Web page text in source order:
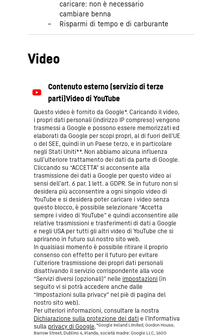
nel caso di materiali con densità
diverse
caricare: non è necessario
cambiare benna
Risparmi di tempo e di carburante
Video
Questo video è fornito da Google*. Caricando il video,
i propri dati personali (indirizzo IP compreso) vengono
trasmessi a Google e possono essere memorizzati ed
elaborati da Google per scopi propri, al di fuori dell’UE
o del SEE, quindi in un Paese terzo, e in particolare
negli Stati Uniti**. Non abbiamo alcuna influenza
sull’ulteriore trattamento dei dati da parte di Google.
Cliccando su “ACCETTA” si acconsente alla
trasmissione dei dati a Google per questo video ai
sensi dell’art. 6 par. 1 lett. a GDPR. Se in futuro non si
desidera più acconsentire a ogni singolo video di
YouTube e si desidera poter caricare i video senza
questo blocco, è possibile selezionare “Accetta
sempre i video di YouTube” e quindi acconsentire alle
relative trasmissioni e trasferimenti di dati a Google
e negli USA per tutti gli altri video di YouTube che si
apriranno in futuro sul nostro sito web.
In qualsiasi momento è possibile ritirare il proprio
consenso con effetto per il futuro per evitare
l’ulteriore trasmissione dei propri dati personali
disattivando il servizio corrispondente alla voce
“Servizi diversi (opzionali)” nelle impostazioni (in
seguito vi si potrà accedere anche dalle
“Impostazioni sulla privacy” nel piè di pagina del
nostro sito web).
Per ulteriori informazioni, consultare la nostra
Dichiarazione sulla protezione dei dati e l’Informativa
sulla privacy di Google.*Google Ireland Limited, Gordon House,
Barrow Street, Dublino 4, Irlanda, società madre: Google LLC, 1600